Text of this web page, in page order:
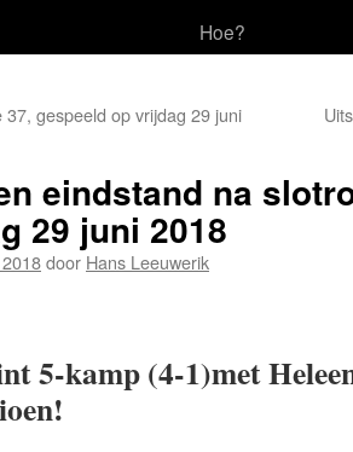
Hoe?
37, gespeeld op vrijdag 29 juni
eindstand na
29 juni 2018
door Hans Leeuwerik
5-kamp (4-1)met